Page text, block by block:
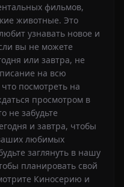
фильмов,
животные. Это
узнавать новое и
вы не можете
или завтра, не
на всю
посмотреть на
просмотром в
не забудьте
и завтра, чтобы
любимых
заглянуть в нашу
планировать свой
Киносерию и